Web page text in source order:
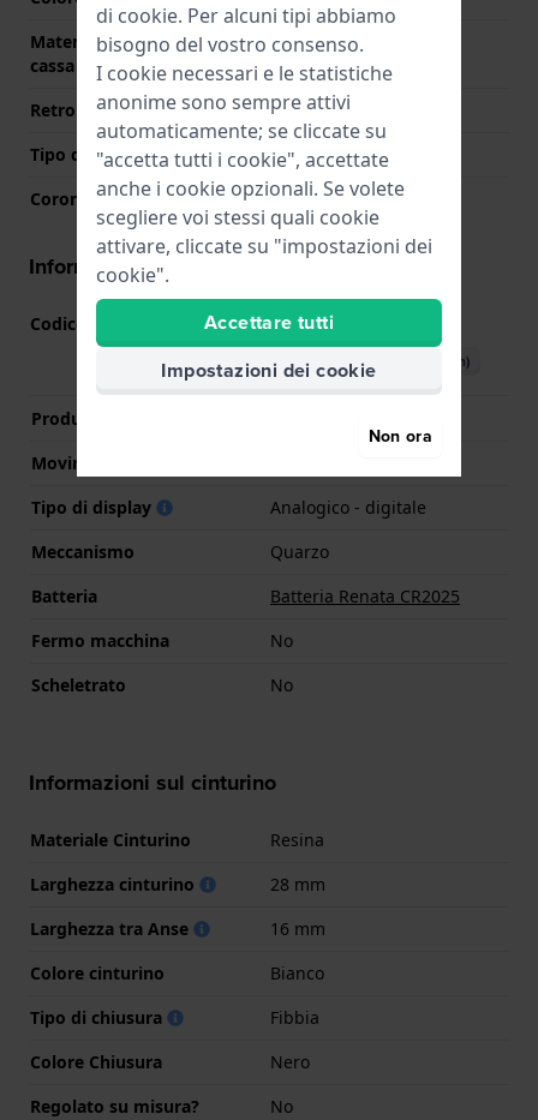
Materiale del retro della
cassa
Acciaio inox
Retro cassa
Chiusura con viti
Tipo di vetro
Minerale
Corona
N/D
Informazioni del movimento
Codice Movimento 5641(Vedi specifiche
Scarica il manuale (English)
Produttore Movimento
Movimento svizzero
Tipo di display
Analogico - digitale
Meccanismo
Quarzo
Batteria
Batteria Renata CR2025
Fermo macchina
No
Scheletrato
No
Informazioni sul cinturino
Materiale Cinturino
Resina
Larghezza cinturino
28 mm
Larghezza tra Anse
16 mm
Colore cinturino
Bianco
Tipo di chiusura
Fibbia
Colore Chiusura
Nero
Regolato su misura?
No
di cookie. Per alcuni tipi abbiamo
bisogno del vostro consenso.
I cookie necessari e le statistiche
anonime sono sempre attivi
automaticamente; se cliccate su
"accetta tutti i cookie", accettate
anche i cookie opzionali. Se volete
scegliere voi stessi quali cookie
attivare, cliccate su "impostazioni dei
cookie".
Accettare tutti
Impostazioni dei cookie
Non ora